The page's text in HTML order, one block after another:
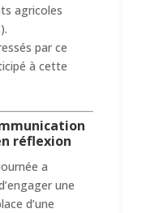
agricoles
par ce
à cette
réflexion
a
une
d’une